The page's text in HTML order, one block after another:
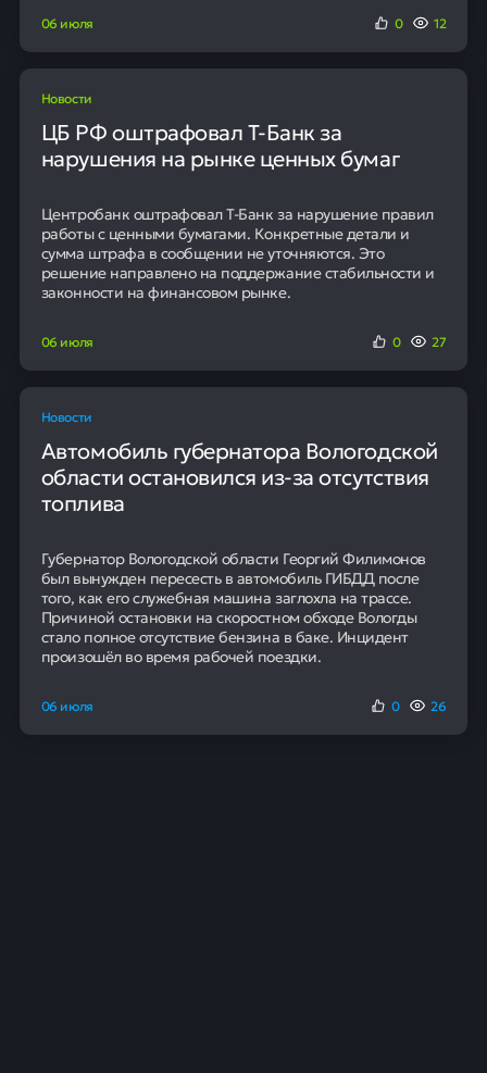
95
Наших клиентов получают
положительное решение в банке
Выгодный кредит без
дополнительных комиссий
Оформить кредит
Текущая ситуация со стоимостью
обучения
Основной целью законопроекта заявлено
абитуриентов, не прошедших на бюджетные места.
Авторы инициативы считают, что установление
лимита сделает цены на коммерческое образование
более адекватными.
квалифицированных специалистов по ряду
направлений с ежегодным ростом стоимости